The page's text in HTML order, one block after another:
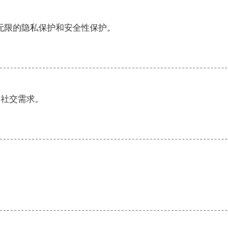
的隐私保护和安全性保护。
交需求。